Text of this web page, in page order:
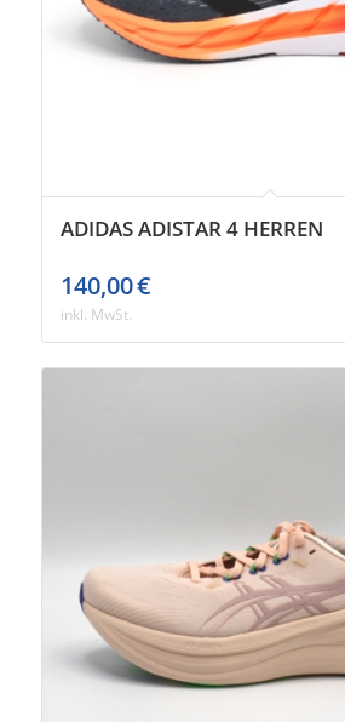
ADIDAS ADISTAR 4 HERREN
140,00€
inkl. MwSt.